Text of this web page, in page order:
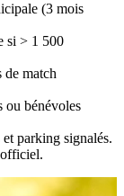
(3 mois
si > 1 500
match
ou bénévoles
parking signalés.